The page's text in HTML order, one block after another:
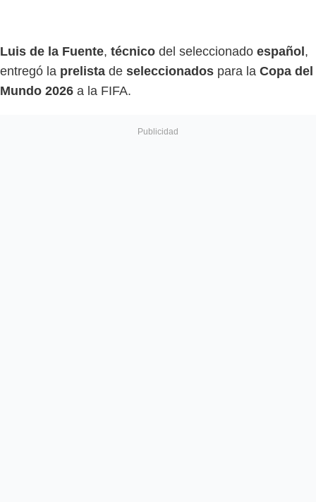
Luis de la Fuente, técnico del seleccionado español,
entregó la prelista de seleccionados para la Copa del
Mundo 2026 a la FIFA.